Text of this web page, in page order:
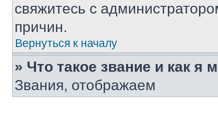
свяжитесь с
причин.
Вернуться к началу
» Что такое звание и как я
Звания, отображаем